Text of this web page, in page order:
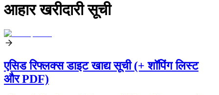
आहार खरीदारी सूची
एसिड रिफ्लक्स डाइट खाद्य सूची (+ शॉपिंग लिस्ट
और PDF)